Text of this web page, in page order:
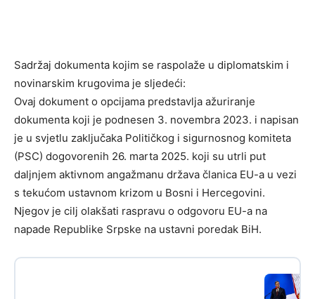
Sadržaj dokumenta kojim se raspolaže u diplomatskim i
novinarskim krugovima je sljedeći:
Ovaj dokument o opcijama predstavlja ažuriranje
dokumenta koji je podnesen 3. novembra 2023. i napisan
je u svjetlu zaključaka Političkog i sigurnosnog komiteta
(PSC) dogovorenih 26. marta 2025. koji su utrli put
daljnjem aktivnom angažmanu država članica EU-a u vezi
s tekućom ustavnom krizom u Bosni i Hercegovini.
Njegov je cilj olakšati raspravu o odgovoru EU-a na
napade Republike Srpske na ustavni poredak BiH.